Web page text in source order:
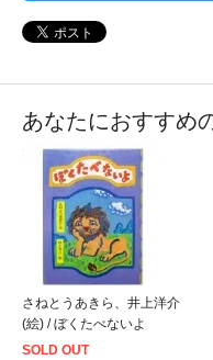
あなたにおすすめ
さねとうあきら、井上洋介
(絵) / ぼくたべないよ
SOLD OUT